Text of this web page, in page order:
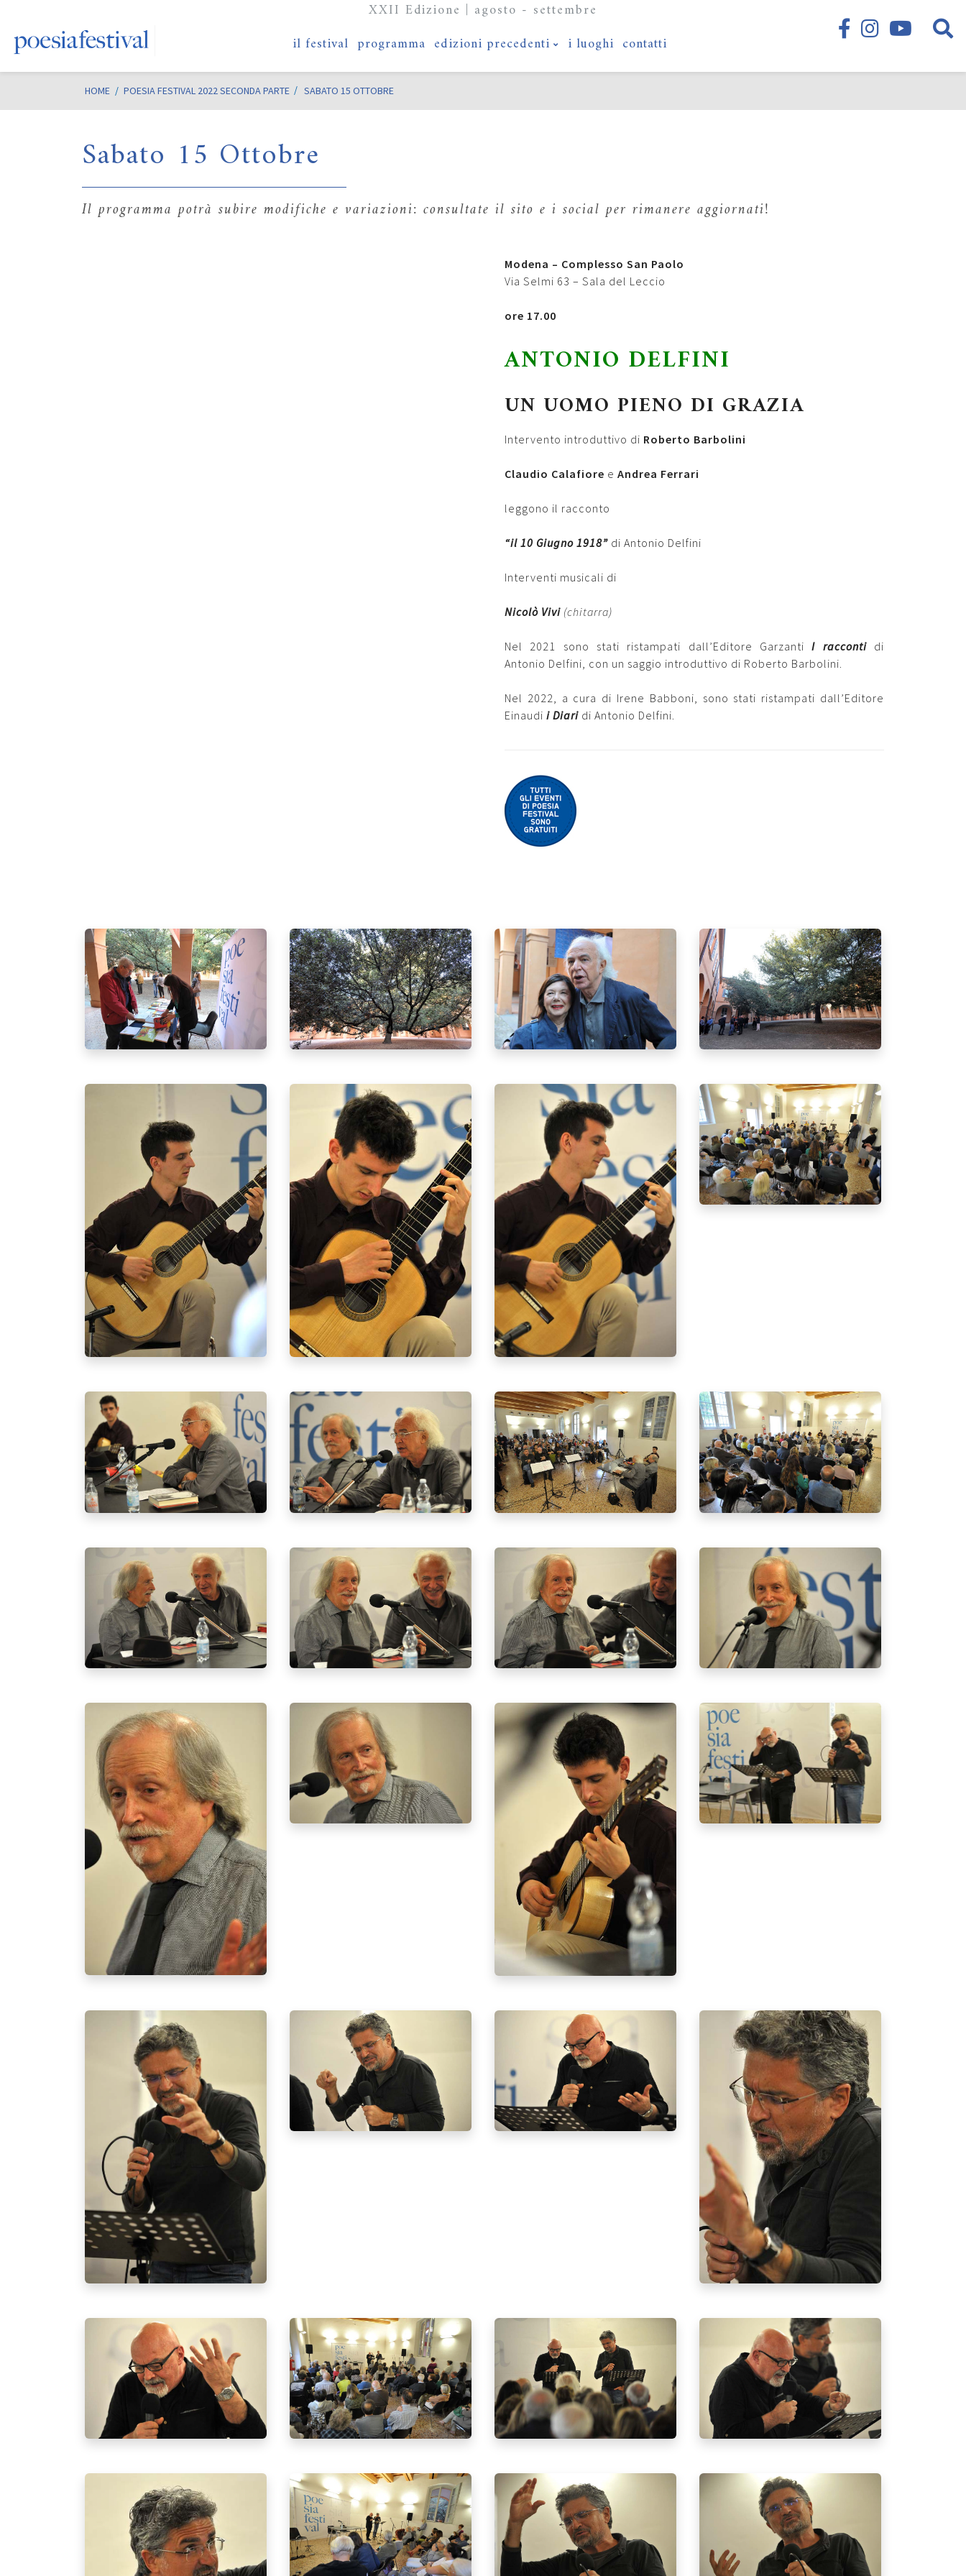
XXII Edizione | agosto - settembre
il festival programma edizioni precedenti i luoghi contatti
HOME / POESIA FESTIVAL 2022 SECONDA PARTE SABATO 15 OTTOBRE
Sabato 15 Ottobre
Il programma potrà subire modifiche e variazioni: consultate il sito e i social per rimanere aggiornati!
Modena – Complesso San Paolo
Via Selmi 63 – Sala del Leccio
ore 17.00
ANTONIO DELFINI
UN UOMO PIENO DI GRAZIA
Intervento introduttivo di Roberto Barbolini
Claudio Calafiore e Andrea Ferrari
leggono il racconto
“il 10 Giugno 1918” di Antonio Delfini
Interventi musicali di
Nicolò Vivi (chitarra)
Nel 2021 sono stati ristampati dall’Editore GarzantiI raccontidi
Antonio Delfini, con un saggio introduttivo di Roberto Barbolini.
Nel 2022, a cura di Irene Babboni, sono stati ristampati dall’Editore
Einaudi i Diari di Antonio Delfini.